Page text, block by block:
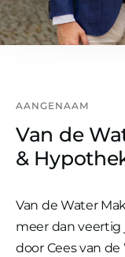
AANGENAAM
Van de
&
Van de Water
meer dan
door Cees van